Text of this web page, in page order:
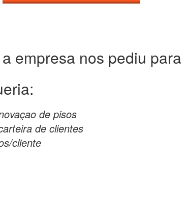
empresa nos pediu para
de pisos
de clientes
cliente